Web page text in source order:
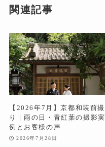
関連記事
【2026年7月】京都和装前撮
り｜雨の日・青紅葉の撮影実
例とお客様の声
2026年7月28日